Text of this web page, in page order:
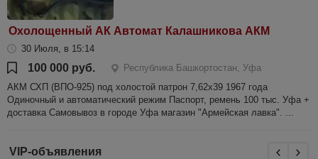
Охолощенный АК Автомат Калашникова АКМ
30 Июля, в 15:14
100 000 руб.
Республика Башкортостан, Уфа
АКМ СХП (ВПО-925) под холостой патрон 7,62х39 1967 года
Одиночный и автоматический режим Паспорт, ремень 100 тыс. Уфа +
доставка Самовывоз в городе Уфа магазин "Армейская лавка". ...
VIP-объявления